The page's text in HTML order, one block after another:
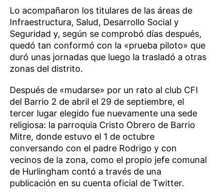
Lo acompañaron los titulares de las áreas de
Infraestructura, Salud, Desarrollo Social y
Seguridad y, según se comprobó días después,
quedó tan conformó con la «prueba piloto» que
duró unas jornadas que luego la trasladó a otras
zonas del distrito.
Después de «mudarse» por un rato al club CFI
del Barrio 2 de abril el 29 de septiembre, el
tercer lugar elegido fue nuevamente una sede
religiosa: la parroquia Cristo Obrero de Barrio
Mitre, donde estuvo el 1 de octubre
conversando con el padre Rodrigo y con
vecinos de la zona, como el propio jefe comunal
de Hurlingham contó a través de una
publicación en su cuenta oficial de Twitter.